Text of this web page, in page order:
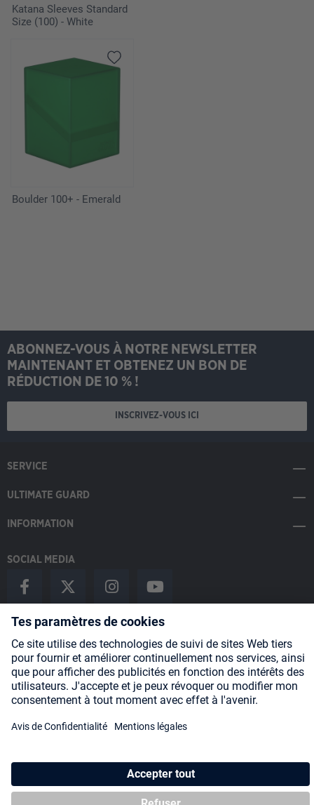
Katana Sleeves Standard
Size (100) - White
Boulder 100+ - Emerald
ABONNEZ-VOUS À NOTRE NEWSLETTER
MAINTENANT ET OBTENEZ UN BON DE
RÉDUCTION DE 10 % !
INSCRIVEZ-VOUS ICI
SERVICE
ULTIMATE GUARD
INFORMATION
SOCIAL MEDIA
Payment Methods
Shipping
* Tous les prix incluent la TVA, plus les fraisd'expéditionet les
éventuels frais de livraison, sauf indication contraire.